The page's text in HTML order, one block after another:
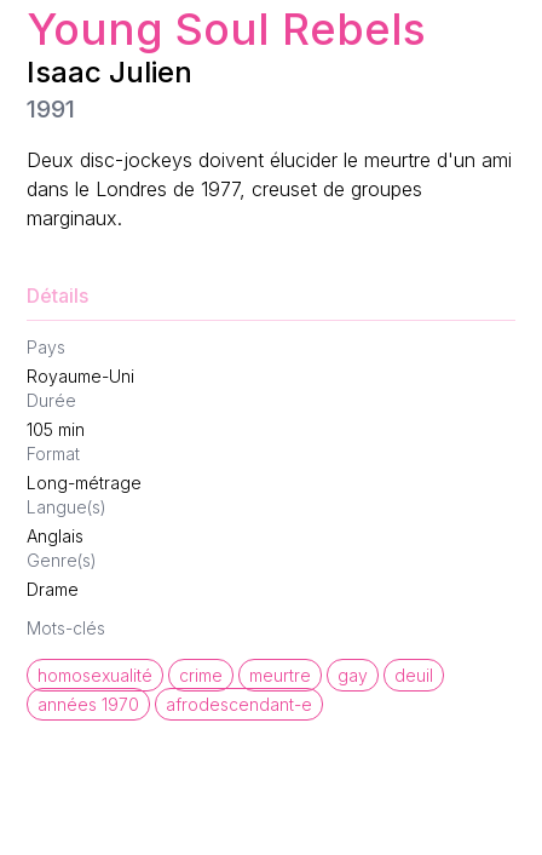
Young Soul Rebels
Isaac Julien
1991
Deux disc-jockeys doivent élucider le meurtre d'un ami
dans le Londres de 1977, creuset de groupes
marginaux.
Détails
Pays
Royaume-Uni
Durée
105 min
Format
Long-métrage
Langue(s)
Anglais
Genre(s)
Drame
Mots-clés
homosexualité crime meurtre gay
deuil
années 1970
afrodescendant-e